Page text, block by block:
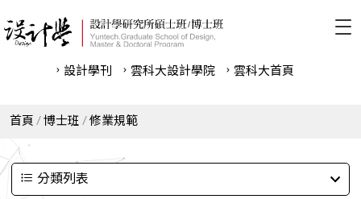
設計學刊 雲科⼤設計學院 雲科⼤首頁
首頁 博士班 修業規範
分類列表